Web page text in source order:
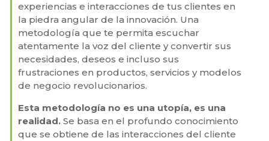
experiencias e interacciones de tus clientes en
la piedra angular de la innovación. Una
metodología que te permita escuchar
atentamente la voz del cliente y convertir sus
necesidades, deseos e incluso sus
frustraciones en productos, servicios y modelos
de negocio revolucionarios.
Esta metodología no es una utopía, es una
realidad. Se basa en el profundo conocimiento
que se obtiene de las interacciones del cliente